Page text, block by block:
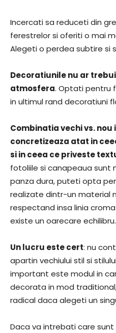
Incercati sa reduceti din
ferestrelor si oferiti o mai
Alegeti o perdea subtire si
Decoratiunile nu ar
atmosfera. Optati pentru
in ultimul rand decoratiuni
Combinatia vechi vs. nou
concretizeaza atat in
si in ceea ce priveste
fotoliile si canapeaua sunt
panza dura, puteti opta
realizate dintr-un material
respectand insa linia
existe un oarecare echilibru.
Un lucru este cert: nu
apartin vechiului stil si
important este modul in
decorata in mod
radical daca alegeti un
Daca va intrebati care